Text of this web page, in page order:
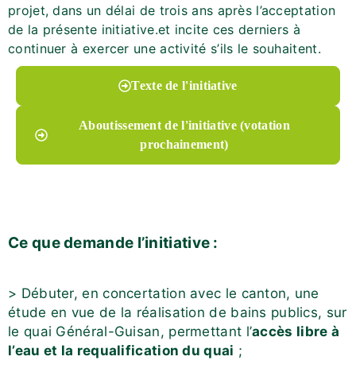
projet, dans un délai de trois ans après l’acceptation
de la présente initiative.et incite ces derniers à
continuer à exercer une activité s’ils le souhaitent.
Texte de l'initiative
Aboutissement de l'initiative (votation
prochainement)
Ce que demande l’initiative :
> Débuter, en concertation avec le canton, une
étude en vue de la réalisation de bains publics, sur
le quai Général-Guisan, permettant l’accès libre à
l’eau et la requalification du quai ;